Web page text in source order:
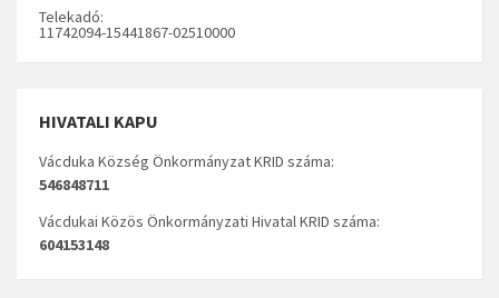
Telekadó:
11742094-15441867-02510000
HIVATALI KAPU
Vácduka Község Önkormányzat KRID száma:
546848711
Vácdukai Közös Önkormányzati Hivatal KRID száma:
604153148